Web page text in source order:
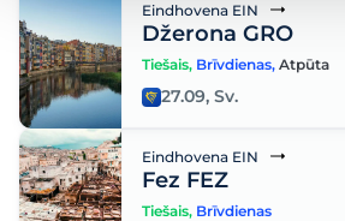
Eindhovena EIN
Džerona GRO
Tiešais, Brīvdienas, Atpūta
27.09, Sv.
Eindhovena EIN
Fez FEZ
Tiešais, Brīvdienas